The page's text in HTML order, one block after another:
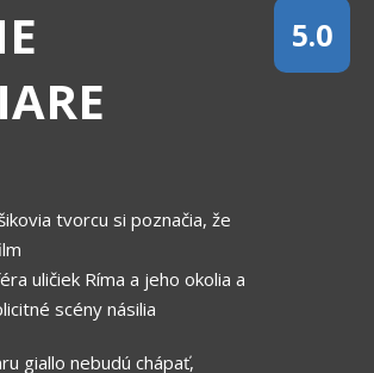
5.0
tvorcu si poznačia, že
uličiek Ríma a jeho okolia a
scény násilia
giallo nebudú chápať,